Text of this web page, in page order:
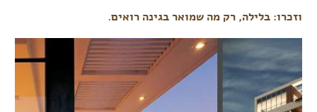
וזכרו: בלילה, רק מה שמואר בגינה רואים.